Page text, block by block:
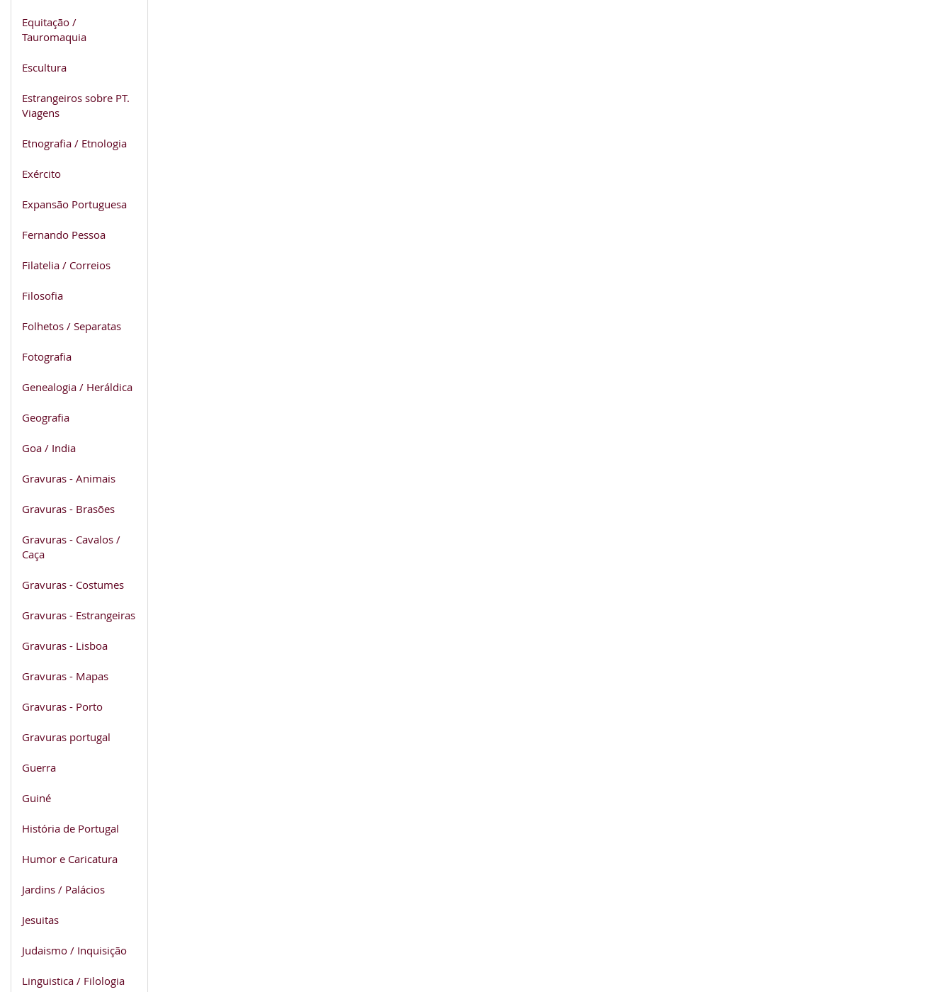
Equitação /
Tauromaquia
Escultura
Estrangeiros sobre PT.
Viagens
Etnografia / Etnologia
Exército
Expansão Portuguesa
Fernando Pessoa
Filatelia / Correios
Filosofia
Folhetos / Separatas
Fotografia
Genealogia / Heráldica
Geografia
Goa / India
Gravuras - Animais
Gravuras - Brasões
Gravuras - Cavalos /
Caça
Gravuras - Costumes
Gravuras - Estrangeiras
Gravuras - Lisboa
Gravuras - Mapas
Gravuras - Porto
Gravuras portugal
Guerra
Guiné
História de Portugal
Humor e Caricatura
Jardins / Palácios
Jesuitas
Judaismo / Inquisição
Linguistica / Filologia